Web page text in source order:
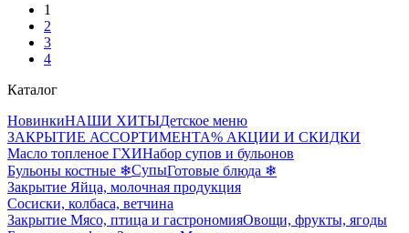
1
2
3
4
Каталог
НовинкиНАШИ ХИТЫДетское меню
ЗАКРЫТИЕ АССОРТИМЕНТА% АКЦИИ И СКИДКИ
Масло топленое ГХИНабор супов и бульонов
Бульоны костные ❄СупыГотовые блюда ❄
Закрытие Яйца, молочная продукция
Сосиски, колбаса, ветчина
Закрытие Мясо, птица и гастрономияОвощи, фрукты, ягоды